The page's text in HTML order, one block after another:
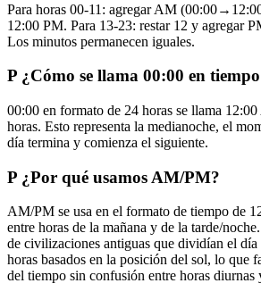
Para horas 00-11: agregar AM
12:00 PM. Para 13-23: restar 12 y agregar
Los minutos permanecen iguales.
P ¿Cómo se llama 00:00 en
00:00 en formato de 24 horas se llama
horas. Esto representa la medianoche, el
día termina y comienza el siguiente.
P ¿Por qué usamos AM/PM?
AM/PM se usa en el formato de tiempo de
entre horas de la mañana y de la tarde/
de civilizaciones antiguas que dividían el día
horas basados en la posición del sol, lo que
del tiempo sin confusión entre horas diurnas